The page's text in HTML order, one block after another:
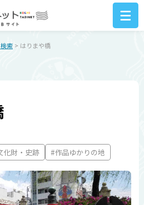
索 > はりまや橋
化財・史跡 #作品ゆかりの地